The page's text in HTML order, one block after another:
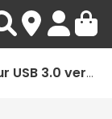
TP-Link UE330 - Adaptateur USB 3.0 vers Gigabit + Hub